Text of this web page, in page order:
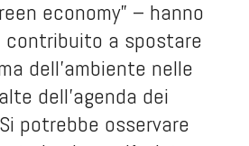
economy” – hanno
contribuito a spostare
dell’ambiente nelle
dell’agenda dei
potrebbe osservare